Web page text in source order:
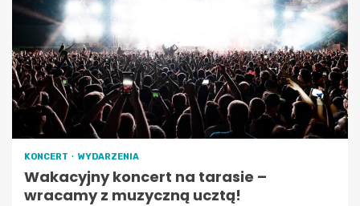
KONCERT WYDARZENIA
Wakacyjny koncert na tarasie –
wracamy z muzyczną ucztą!